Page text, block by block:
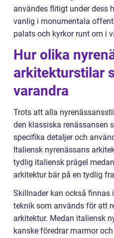
användes flitigt under dess
vanlig i monumentala
palats och kyrkor runt om i
Hur olika
arkitekturstilar
varandra
Trots att alla
den klassiska renässansen
specifika detaljer och
Italiensk nyrenässans
tydlig italiensk prägel
arkitektur bär på en tydlig
Skillnader kan också finnas
teknik som används för att
arkitektur. Medan italiensk
kanske föredrar marmor